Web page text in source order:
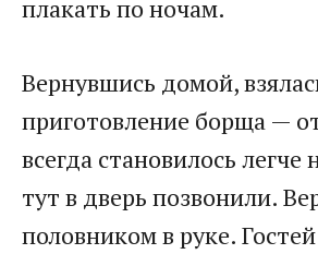
плакать по ночам.
Вернувшись домой,
приготовление борща —
всегда становилось
тут в дверь позвонили.
половником в руке.